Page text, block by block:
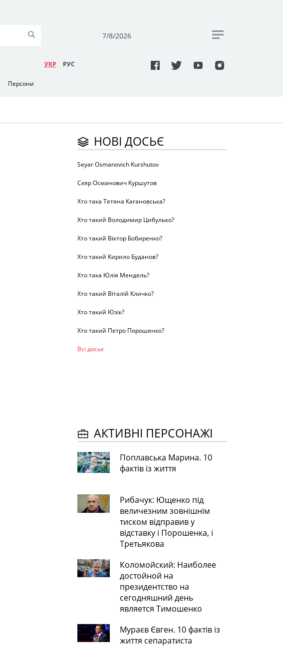
7/8/2026
УКР РУC
Персони
НОВІ ДОСЬЄ
Seyar Osmanovich Kurshutov
Сєяр Османович Куршутов
Хто така Тетяна Кагановська?
Хто такий Володимир Цибулько?
Хто такий Віктор Бобиренко?
Хто такий Кирило Буданов?
Хто така Юлія Мендель?
Хто такий Віталій Кличко?
Хто такий Юзік?
Хто такий Петро Порошенко?
Всі досьє
АКТИВНІ ПЕРСОНАЖІ
Поплавська Марина. 10
фактів із життя
Рибачук: Ющенко під
величезним зовнішнім
тиском відправив у
відставку і Порошенка, і
Третьякова
Коломойский: Наиболее
достойной на
президентство на
сегодняшний день
является Тимошенко
Мураєв Євген. 10 фактів із
життя сепаратиста